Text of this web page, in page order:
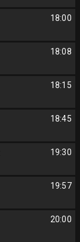
18:00
18:08
18:15
18:45
19:30
19:57
20:00